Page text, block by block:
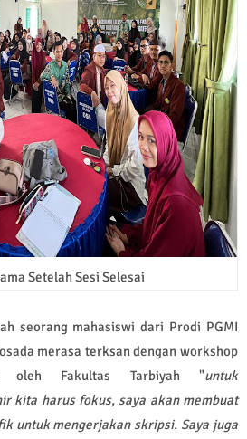
Setelah Sesi Selesai
seorang mahasiswi dari Prodi PGMI
merasa terksan dengan workshop
oleh Fakultas Tarbiyah "untuk
kita harus fokus, saya akan membuat
untuk mengerjakan skripsi. Saya juga